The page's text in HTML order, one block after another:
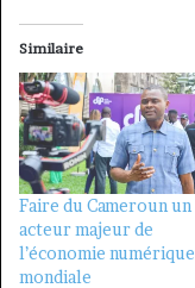
Similaire
Faire du Cameroun un
acteur majeur de
l’économie numérique
mondiale